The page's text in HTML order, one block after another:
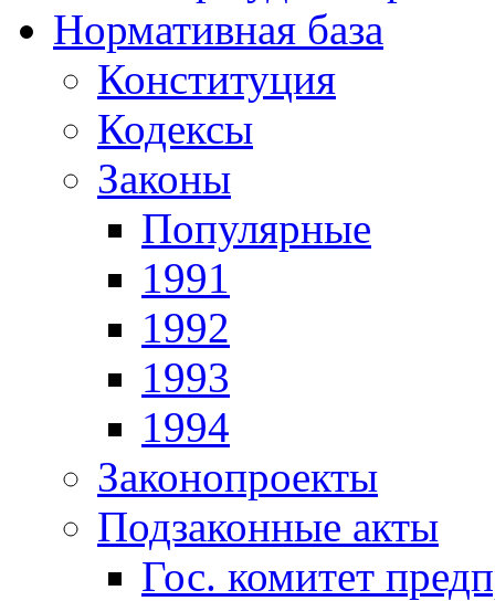
Нормативная база
Конституция
Кодексы
Законы
Популярные
1991
1992
1993
1994
Законопроекты
Подзаконные акты
Гос. комитет